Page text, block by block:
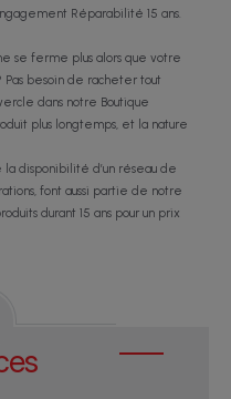
Réparabilité 15 ans.
se ferme plus alors que votre
besoin de racheter tout
dans notre Boutique
plus longtemps, et la nature
disponibilité d’un réseau de
font aussi partie de notre
durant 15 ans pour un prix